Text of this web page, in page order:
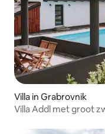
Villa in Grabrovnik
Villa Addl met groot